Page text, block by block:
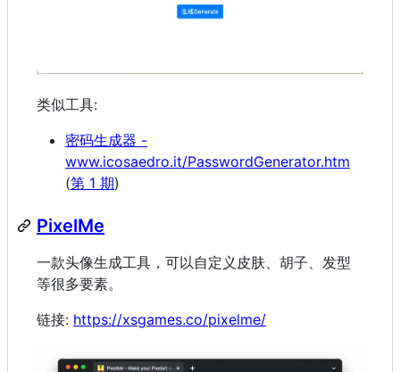
类似工具:
密码生成器 -
www.icosaedro.it/PasswordGenerator.htm
(第 1 期)
PixelMe
一款头像生成工具，可以自定义皮肤、胡子、发型
等很多要素。
链接: https://xsgames.co/pixelme/